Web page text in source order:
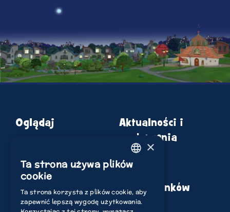
Oglądaj
Graj
Aktualności i
wydarzenia
Sklep
Spis odcinków
ENGLISH
POLISH
×
Ta strona używa plików
cookie
Ta strona korzysta z plików cookie, aby
zapewnić lepszą wygodę użytkowania.